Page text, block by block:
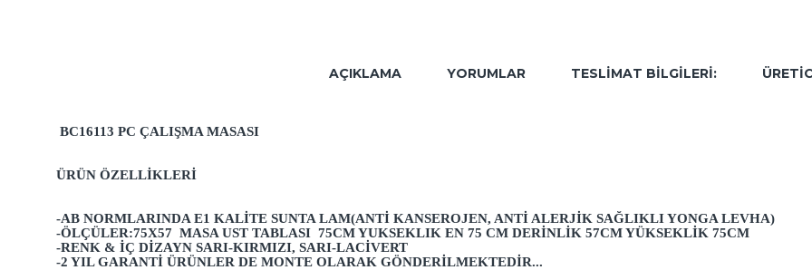
AÇIKLAMA YORUMLAR TESLIMAT BILGILERI:
BC16113 PC ÇALIŞMA MASASI
ÜRÜN ÖZELLİKLERİ
-AB NORMLARINDA E1 KALITE SUNTA LAM(ANTI KANSEROJEN, ANTI ALERJIK SAĞLIKLI YONGA LEVHA)
-ÖLÇÜLER:75X57 MASA UST TABLASI 75CM YUKSEKLIK EN 75 CM DERINLIK 57CM YÜKSEKLIK 75CM
-RENK & İÇ DIZAYN SARI-KIRMIZI, SARI-LACIVERT
-2 YIL GARANTI ÜRÜNLER DE MONTE OLARAK GÖNDERILMEKTEDIR...